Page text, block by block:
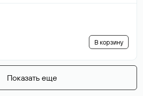
В корзину
Показать еще